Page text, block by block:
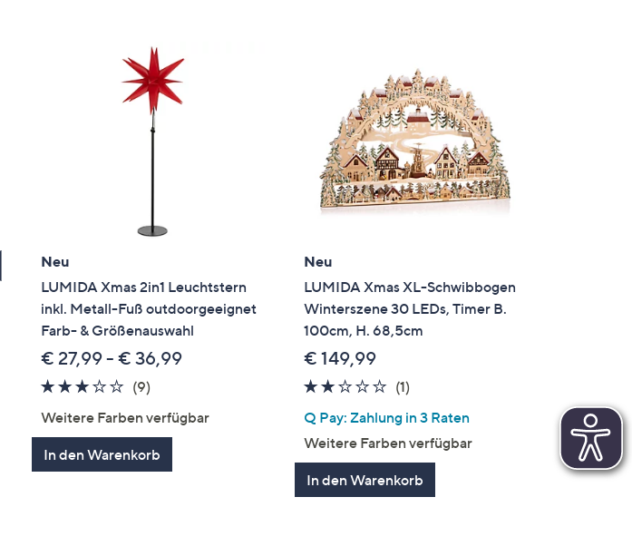
Neu
LUMIDA Xmas 2in1 Leuchtstern
inkl. Metall-Fuß outdoorgeeignet
Farb- & Größenauswahl
€ 27,99 - € 36,99
2.8
5
(9)
Weitere Farben verfügbar
In den Warenkorb
Neu
LUMIDA Xmas XL-Schwibbogen
Winterszene 30 LEDs, Timer B.
100cm, H. 68,5cm
€ 149,99
2.0
5
(1)
Q Pay: Zahlung in 3 Raten
Weitere Farben verfügbar
In den Warenkorb